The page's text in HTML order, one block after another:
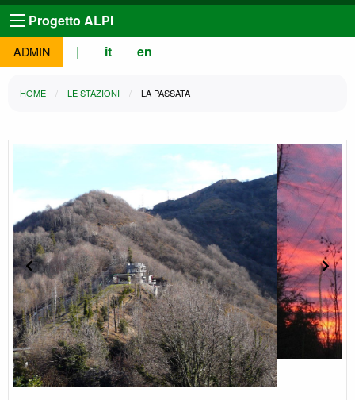
Progetto ALPI
ADMIN | it en
HOME LE STAZIONI LA PASSATA
Slide precedente Slide